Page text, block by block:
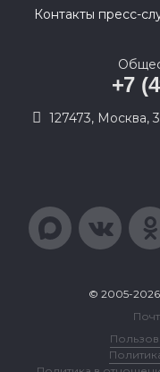
Контакты пресс-
+7
127473, Москва,
© 2005-